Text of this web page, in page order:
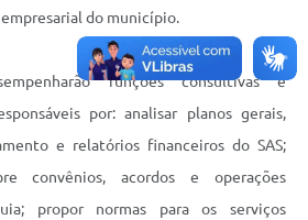
do município.
funções consultivas e
por: analisar planos gerais,
e relatórios financeiros do SAS;
convênios, acordos e operações
propor normas para os serviços